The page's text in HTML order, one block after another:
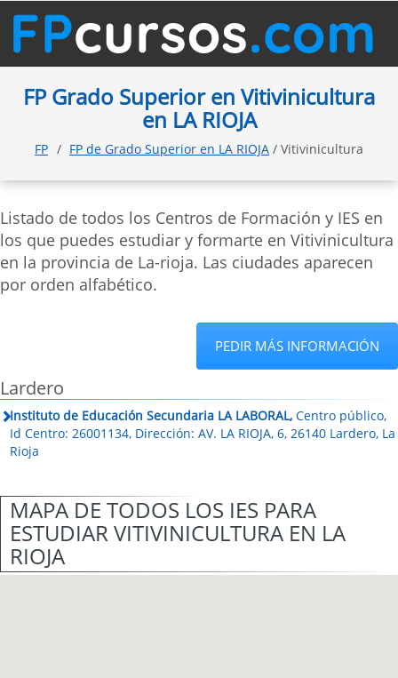
FP Grado Superior en Vitivinicultura
en LA RIOJA
FP FP de Grado Superior en LA RIOJA / Vitivinicultura
Listado de todos los Centros de Formación y IES en
los que puedes estudiar y formarte en Vitivinicultura
en la provincia de La-rioja. Las ciudades aparecen
por orden alfabético.
PEDIR MÁS INFORMACIÓN
Lardero
Instituto de Educación Secundaria LA LABORAL, Centro público,
Id Centro: 26001134, Dirección: AV. LA RIOJA, 6, 26140 Lardero, La
Rioja
MAPA DE TODOS LOS IES PARA
ESTUDIAR VITIVINICULTURA EN LA
RIOJA